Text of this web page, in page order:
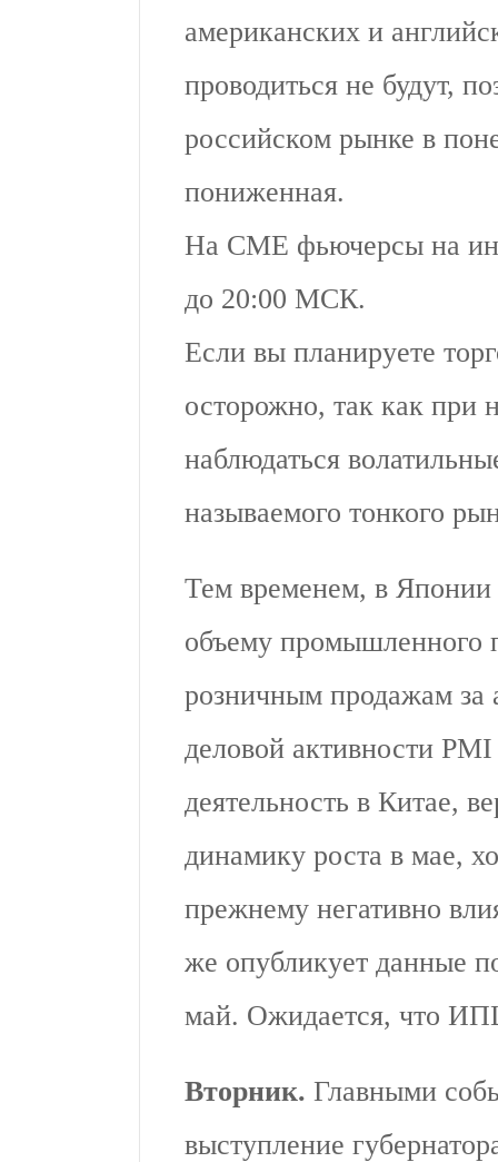
американских и
проводиться не будут,
российском рынке в
пониженная.
На CME фьючерсы на
до 20:00 МСК.
Если вы планируете
осторожно, так как при
наблюдаться
называемого тонкого
Тем временем, в Японии
объему промышленного
розничным продажам за
деловой активности
деятельность в Китае,
динамику роста в мае,
прежнему негативно
же опубликует данные
май. Ожидается, что
Вторник. Главными
выступление